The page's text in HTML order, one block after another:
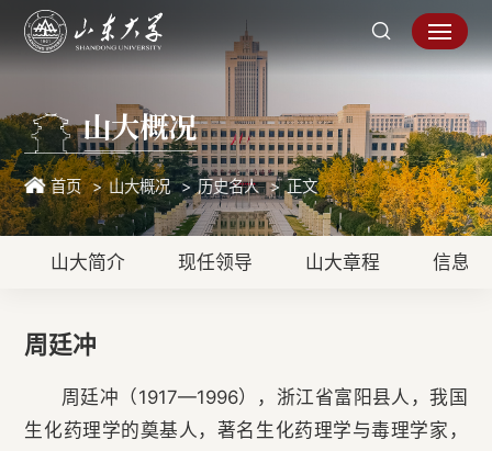
山大概况
首页 山大概况 历史名人 正文
山大简介 现任领导 山大章程 信息
周廷冲
周廷冲（1917—1996），浙江省富阳县人，我国
生化药理学的奠基人，著名生化药理学与毒理学家，